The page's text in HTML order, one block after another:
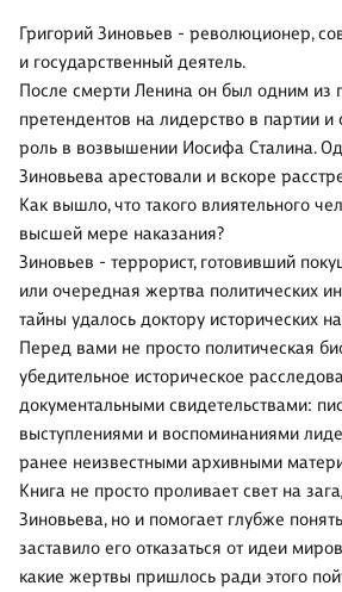
Григорий Зиновьев - революционер,
и государственный деятель.
После смерти Ленина он был одним из
претендентов на лидерство в партии
роль в возвышении Иосифа Сталина.
Зиновьева арестовали и вскоре
Как вышло, что такого влиятельного
высшей мере наказания?
Зиновьев - террорист, готовивший
или очередная жертва политических
тайны удалось доктору исторических
Перед вами не просто политическая
убедительное историческое
документальными свидетельствами:
выступлениями и воспоминаниями
ранее неизвестными архивными
Книга не просто проливает свет на
Зиновьева, но и помогает глубже
заставило его отказаться от идеи
какие жертвы пришлось ради этого